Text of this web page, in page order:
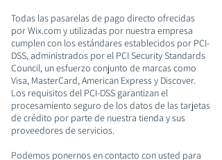
Todas las pasarelas de pago directo ofrecidas
por Wix.com y utilizadas por nuestra empresa
cumplen con los estándares establecidos por PCI-
DSS, administrados por el PCI Security Standards
Council, un esfuerzo conjunto de marcas como
Visa, MasterCard, American Express y Discover.
Los requisitos del PCI-DSS garantizan el
procesamiento seguro de los datos de las tarjetas
de crédito por parte de nuestra tienda y sus
proveedores de servicios.
Podemos ponernos en contacto con usted para